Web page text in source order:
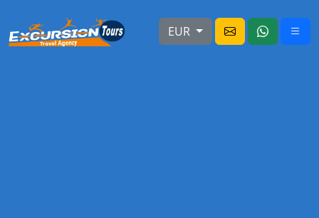
EUR